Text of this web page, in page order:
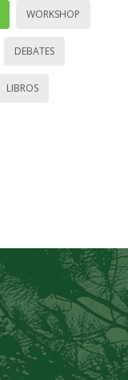
WORKSHOP
DEBATES
LIBROS